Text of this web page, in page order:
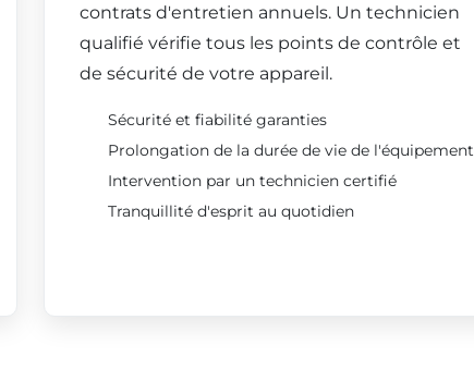
contrats d'entretien annuels. Un technicien
qualifié vérifie tous les points de contrôle et
de sécurité de votre appareil.
Sécurité et fiabilité garanties
Prolongation de la durée de vie de l'équipement
Intervention par un technicien certifié
Tranquillité d'esprit au quotidien